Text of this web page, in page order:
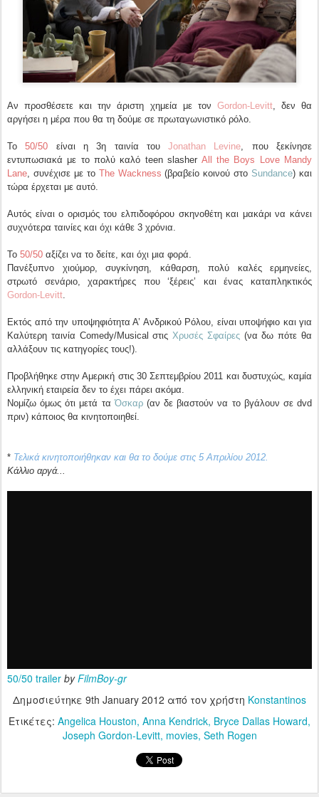
Αν προσθέσετε και την άριστη χημεία με τον Gordon-Levitt, δεν θα
αργήσει η μέρα που θα τη δούμε σε πρωταγωνιστικό ρόλο.
Το50/50 είναι η 3η ταινία τουJonathan Levine, που ξεκίνησε
εντυπωσιακά με το πολύ καλό teen slasher All the Boys Love Mandy
Lane, συνέχισε με το The Wackness (βραβείο κοινού στο Sundance) και
τώρα έρχεται με αυτό.
Αυτός είναι ο ορισμός του ελπιδοφόρου σκηνοθέτη και μακάρι να κάνει
συχνότερα ταινίες και όχι κάθε 3 χρόνια.
Το 50/50 αξίζει να το δείτε, και όχι μια φορά.
Πανέξυπνο χιούμορ, συγκίνηση, κάθαρση, πολύ καλές ερμηνείες,
στρωτό σενάριο, χαρακτήρες που ‘ξέρεις’ και ένας καταπληκτικός
Gordon-Levitt.
Εκτός από την υποψηφιότητα Α’ Ανδρικού Ρόλου, είναι υποψήφιο και για
Καλύτερη ταινία Comedy/Musical στιςΧρυσές Σφαίρες(να δω πότε θα
αλλάξουν τις κατηγορίες τους!).
Προβλήθηκε στην Αμερική στις 30 Σεπτεμβρίου 2011 και δυστυχώς, καμία
ελληνική εταιρεία δεν το έχει πάρει ακόμα.
Νομίζω όμως ότι μετά ταΌσκαρ (αν δε βιαστούν να το βγάλουν σε dvd
πριν) κάποιος θα κινητοποιηθεί.
* Τελικά κινητοποιήθηκαν και θα το δούμε στις 5 Απριλίου 2012.
Κάλλιο αργά...
50/50 trailer byFilmBoy-gr
Δημοσιεύτηκε 9th January 2012 από τον χρήστη Konstantinos
Ετικέτες: Angelica Houston Anna Kendrick Bryce Dallas Howard
Joseph Gordon-Levitt movies Seth Rogen